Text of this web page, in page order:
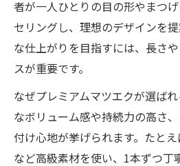
者が一人ひとりの目の形やまつ
セリングし、理想のデザインを
な仕上がりを目指すには、長さ
スが重要です。
なぜプレミアムマツエクが選ば
なボリューム感や持続力の高さ
付け心地が挙げられます。たと
など高級素材を使い、1本ずつ丁